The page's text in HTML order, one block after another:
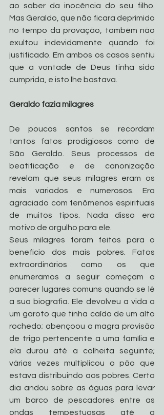
ao saber da inocência do seu filho.
Mas Geraldo, que não ficara deprimido
no tempo da provação, também não
exultou indevidamente quando foi
justificado. Em ambos os casos sentiu
que a vontade de Deus tinha sido
cumprida, e isto lhe bastava.
Geraldo fazia milagres
De poucos santos se recordam
tantos fatos prodigiosos como de
São Geraldo. Seus processos de
beatificação e de canonização
revelam que seus milagres eram os
mais variados e numerosos. Era
agraciado com fenômenos espirituais
de muitos tipos. Nada disso era
motivo de orgulho para ele.
Seus milagres foram feitos para o
benefício dos mais pobres. Fatos
extraordinários como os que
enumeramos a seguir começam a
parecer lugares comuns quando se lê
a sua biografia. Ele devolveu a vida a
um garoto que tinha caído de um alto
rochedo; abençoou a magra provisão
de trigo pertencente a uma família e
ela durou até a colheita seguinte;
várias vezes multiplicou o pão que
estava distribuindo aos pobres. Certo
dia andou sobre as águas para levar
um barco de pescadores entre as
ondas tempestuosas até a